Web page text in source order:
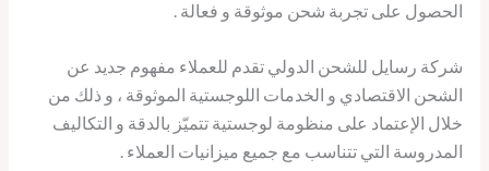
الحصول على تجربة شحن موثوقة و فعالة .
شركة رسايل للشحن الدولي تقدم للعملاء مفهوم جديد عن
الشحن الاقتصادي و الخدمات اللوجستية الموثوقة ، و ذلك من
خلال الإعتماد على منظومة لوجستية تتميّز بالدقة و التكاليف
المدروسة التي تتناسب مع جميع ميزانيات العملاء .